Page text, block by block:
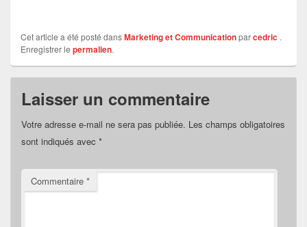
Cet article a été posté dansMarketing et Communicationparcedric .
Enregistrer le permalien.
Laisser un commentaire
Votre adresse e-mail ne sera pas publiée. Les champs obligatoires
sont indiqués avec *
Commentaire *